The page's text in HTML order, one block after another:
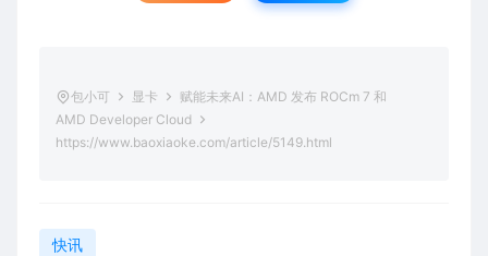
包小可 显卡
赋能未来AI：AMD 发布 ROCm 7 和
AMD Developer Cloud
https://www.baoxiaoke.com/article/5149.html
快讯